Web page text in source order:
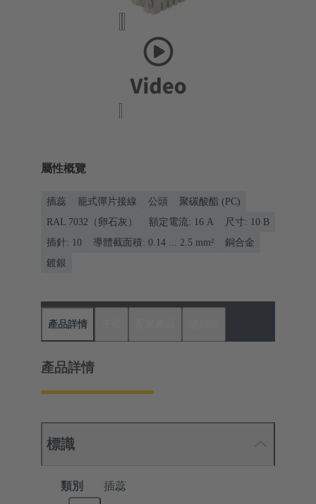
屬性概覽
插蕊 籠式彈片接線 公頭
聚碳酸酯 (PC)
RAL 7032（卵石灰）
額定電流: ‌16 A
尺寸: 10 B
插針: 10
導體截面積: 0.14 ... 2.5 mm²
銅合金
鍍銀
產品詳情
產品詳情
標識
類別 插蕊